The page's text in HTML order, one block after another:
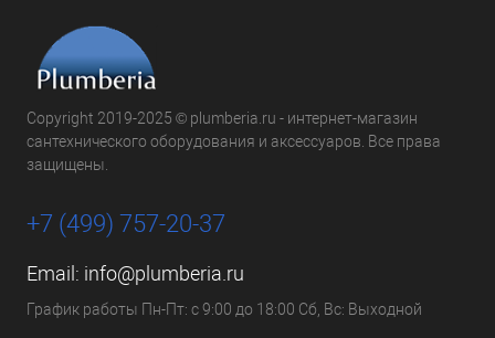
Copyright 2019-2025 © plumberia.ru - интернет-магазин
сантехнического оборудования и аксессуаров. Все права
защищены.
+7 (499) 757-20-37
Email: info@plumberia.ru
График работы Пн-Пт: с 9:00 до 18:00 Сб, Вс: Выходной